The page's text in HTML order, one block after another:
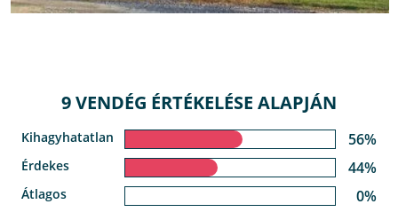
9 VENDÉG ÉRTÉKELÉSE ALAPJÁN
Kihagyhatatlan 56%
Érdekes 44%
Átlagos 0%